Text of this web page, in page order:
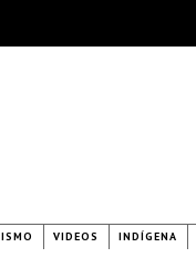
VIDEOS INDÍGENA